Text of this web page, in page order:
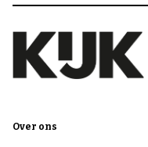
Over ons